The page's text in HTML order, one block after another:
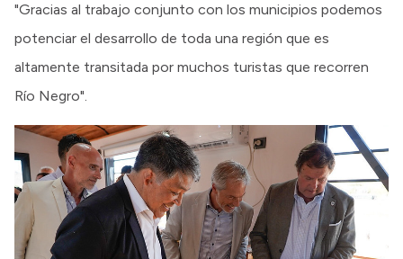
"Gracias al trabajo conjunto con los municipios podemos
potenciar el desarrollo de toda una región que es
altamente transitada por muchos turistas que recorren
Río Negro".